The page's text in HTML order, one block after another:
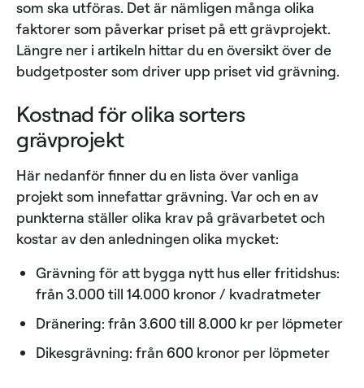
som ska utföras. Det är nämligen många olika
faktorer som påverkar priset på ett grävprojekt.
Längre ner i artikeln hittar du en översikt över de
budgetposter som driver upp priset vid grävning.
Kostnad för olika sorters
grävprojekt
Här nedanför finner du en lista över vanliga
projekt som innefattar grävning. Var och en av
punkterna ställer olika krav på grävarbetet och
kostar av den anledningen olika mycket:
Grävning för att bygga nytt hus eller fritidshus:
från 3.000 till 14.000 kronor / kvadratmeter
Dränering: från 3.600 till 8.000 kr per löpmeter
Dikesgrävning: från 600 kronor per löpmeter